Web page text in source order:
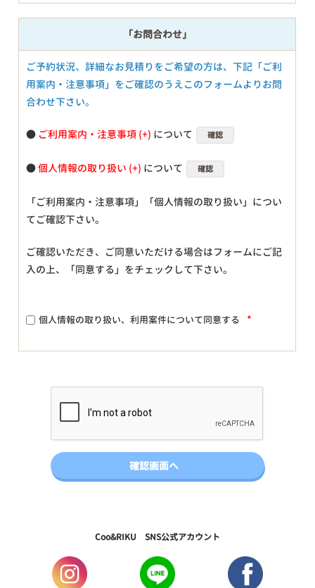
「お問合わせ」
ご予約状況、詳細なお見積りをご希望の方は、下記「ご利
用案内・注意事項」をご確認のうえこのフォームよりお問
合わせ下さい。
● ご利用案内・注意事項 について 確認
●個人情報の取り扱い について 確認
「ご利用案内・注意事項」「個人情報の取り扱い」につい
てご確認下さい。
ご確認いただき、ご同意いただける場合はフォームにご記
入の上、「同意する」をチェックして下さい。
個人情報の取り扱い、利用案件について同意する *
Coo&RIKU SNS公式アカウント